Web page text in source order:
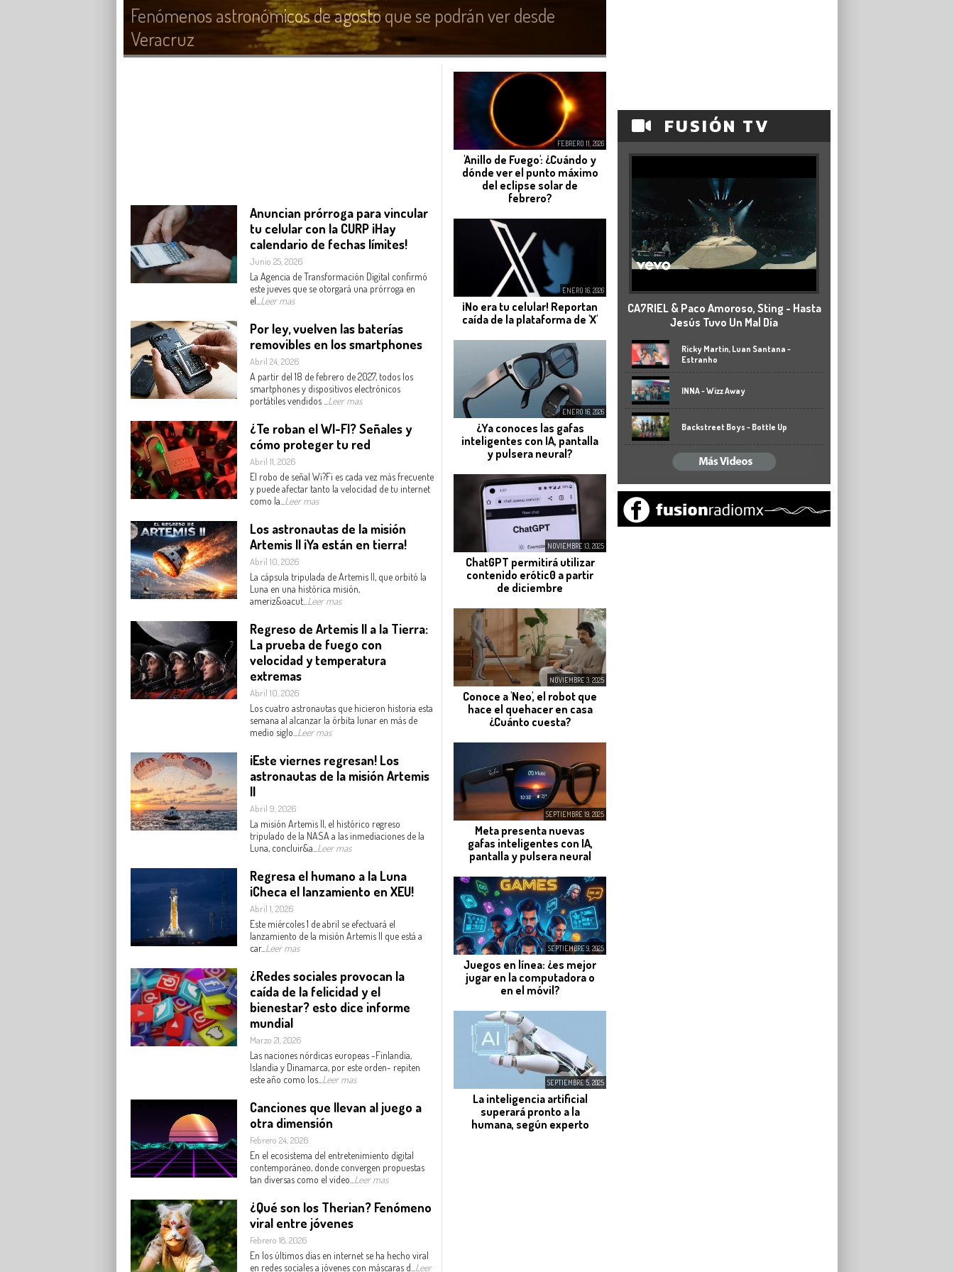
Fenómenos astronómicos de agosto que se podrán ver desde
Veracruz
FEBRERO 11, 2026
'Anillo de Fuego': ¿Cuándo y
dónde ver el punto máximo
del eclipse solar de
febrero?
ENERO 16, 2026
¡No era tu celular! Reportan
caída de la plataforma de 'X'
ENERO 16, 2026
¿Ya conoces las gafas
inteligentes con IA, pantalla
y pulsera neural?
NOVIEMBRE 13, 2025
ChatGPT permitirá utilizar
contenido erótic0 a partir
de diciembre
NOVIEMBRE 3, 2025
Conoce a 'Neo', el robot que
hace el quehacer en casa
¿Cuánto cuesta?
SEPTIEMBRE 19, 2025
Meta presenta nuevas
gafas inteligentes con IA,
pantalla y pulsera neural
SEPTIEMBRE 9, 2025
Juegos en línea: ¿es mejor
jugar en la computadora o
en el móvil?
SEPTIEMBRE 5, 2025
La inteligencia artificial
superará pronto a la
humana, según experto
Anuncian prórroga para vincular
tu celular con la CURP ¡Hay
calendario de fechas límites!
Junio 25, 2026
La Agencia de Transformación Digital confirmó
este jueves que se otorgará una prórroga en
el... Leer mas
Por ley, vuelven las baterías
removibles en los smartphones
Abril 24, 2026
A partir del 18 de febrero de 2027, todos los
smartphones y dispositivos electrónicos
portátiles vendidos ... Leer mas
¿Te roban el WI-FI? Señales y
cómo proteger tu red
Abril 11, 2026
El robo de señal Wi?Fi es cada vez más frecuente
y puede afectar tanto la velocidad de tu internet
como la... Leer mas
Los astronautas de la misión
Artemis II ¡Ya están en tierra!
Abril 10, 2026
La cápsula tripulada de Artemis II, que orbitó la
Luna en una histórica misión,
ameriz&oacut... Leer mas
Regreso de Artemis II a la Tierra:
La prueba de fuego con
velocidad y temperatura
extremas
Abril 10, 2026
Los cuatro astronautas que hicieron historia esta
semana al alcanzar la órbita lunar en más de
medio siglo... Leer mas
¡Este viernes regresan! Los
astronautas de la misión Artemis
II
Abril 9, 2026
La misión Artemis II, el histórico regreso
tripulado de la NASA a las inmediaciones de la
Luna, concluir&a... Leer mas
Regresa el humano a la Luna
¡Checa el lanzamiento en XEU!
Abril 1, 2026
Este miércoles 1 de abril se efectuará el
lanzamiento de la misión Artemis II que está a
car... Leer mas
¿Redes sociales provocan la
caída de la felicidad y el
bienestar? esto dice informe
mundial
Marzo 21, 2026
Las naciones nórdicas europeas -Finlandia,
Islandia y Dinamarca, por este orden- repiten
este año como los... Leer mas
Canciones que llevan al juego a
otra dimensión
Febrero 24, 2026
En el ecosistema del entretenimiento digital
contemporáneo, donde convergen propuestas
tan diversas como el video... Leer mas
¿Qué son los Therian? Fenómeno
viral entre jóvenes
Febrero 18, 2026
En los últimos días en internet se ha hecho viral
en redes sociales a jóvenes con máscaras d... Leer
FUSIÓN TV
CA7RIEL & Paco Amoroso, Sting - Hasta
Jesús Tuvo Un Mal Día
Ricky Martin, Luan Santana -
Estranho
INNA - Wizz Away
Backstreet Boys - Bottle Up